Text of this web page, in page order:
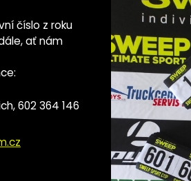
číslo z roku
ať nám
602 364 146